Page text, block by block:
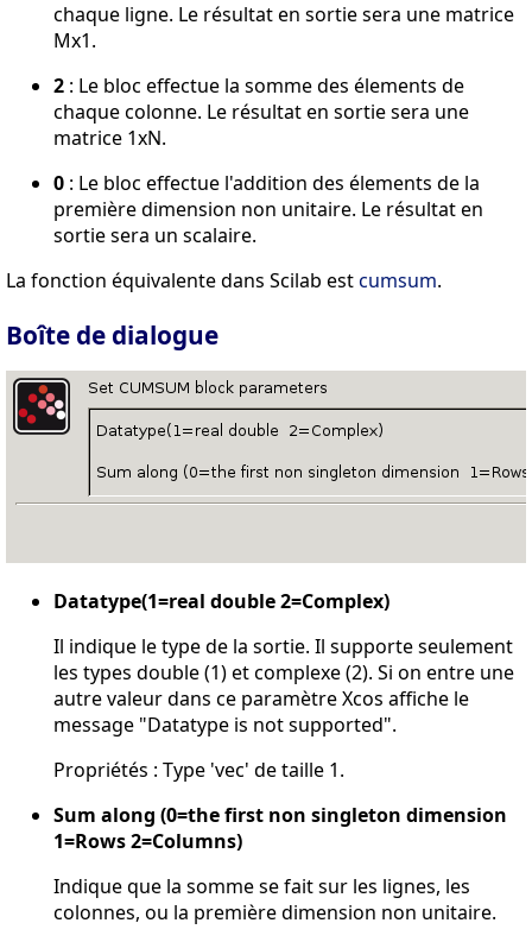
chaque ligne. Le résultat en sortie sera une matrice
Mx1.
2 : Le bloc effectue la somme des élements de
chaque colonne. Le résultat en sortie sera une
matrice 1xN.
0 : Le bloc effectue l'addition des élements de la
première dimension non unitaire. Le résultat en
sortie sera un scalaire.
La fonction équivalente dans Scilab estcumsum.
Boîte de dialogue
Datatype(1=real double 2=Complex)
Il indique le type de la sortie. Il supporte seulement
les types double (1) et complexe (2). Si on entre une
autre valeur dans ce paramètre Xcos affiche le
message "Datatype is not supported".
Propriétés : Type 'vec' de taille 1.
Sum along (0=the first non singleton dimension
1=Rows 2=Columns)
Indique que la somme se fait sur les lignes, les
colonnes, ou la première dimension non unitaire.